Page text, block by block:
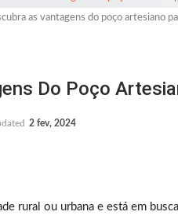
as vantagens do poço artesiano
Do Poço
2 fev, 2024
rural ou urbana e está em